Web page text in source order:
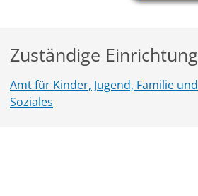
Zuständige Einrichtung
Amt für Kinder, Jugend, Familie und
Soziales